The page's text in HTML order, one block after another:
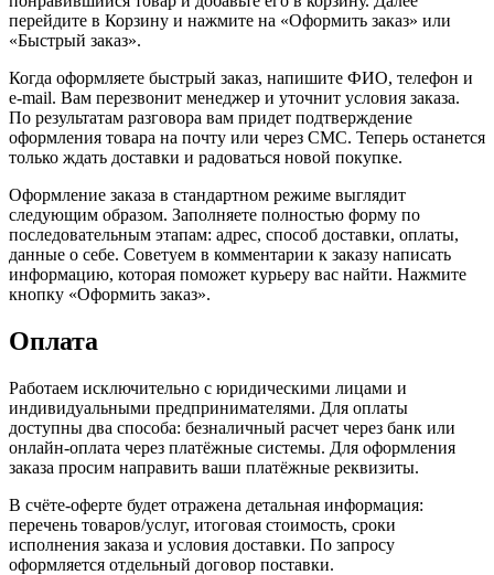
перейдите в Корзину и нажмите на «Оформить заказ» или
«Быстрый заказ».
Когда оформляете быстрый заказ, напишите ФИО, телефон и
e-mail. Вам перезвонит менеджер и уточнит условия заказа.
По результатам разговора вам придет подтверждение
оформления товара на почту или через СМС. Теперь останется
только ждать доставки и радоваться новой покупке.
Оформление заказа в стандартном режиме выглядит
следующим образом. Заполняете полностью форму по
последовательным этапам: адрес, способ доставки, оплаты,
данные о себе. Советуем в комментарии к заказу написать
информацию, которая поможет курьеру вас найти. Нажмите
кнопку «Оформить заказ».
Оплата
Работаем исключительно с юридическими лицами и
индивидуальными предпринимателями. Для оплаты
доступны два способа: безналичный расчет через банк или
онлайн-оплата через платёжные системы. Для оформления
заказа просим направить ваши платёжные реквизиты.
В счёте-оферте будет отражена детальная информация:
перечень товаров/услуг, итоговая стоимость, сроки
исполнения заказа и условия доставки. По запросу
оформляется отдельный договор поставки.